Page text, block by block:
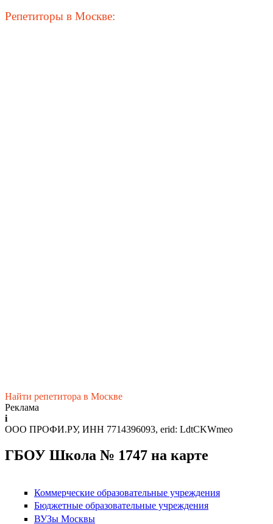
Репетиторы в Москве:
Найти репетитора в Москве
Реклама
i
ООО ПРОФИ.РУ, ИНН 7714396093, erid: LdtCKWmeo
ГБОУ Школа № 1747 на карте
Коммерческие образовательные учреждения
Бюджетные образовательные учреждения
ВУЗы Москвы